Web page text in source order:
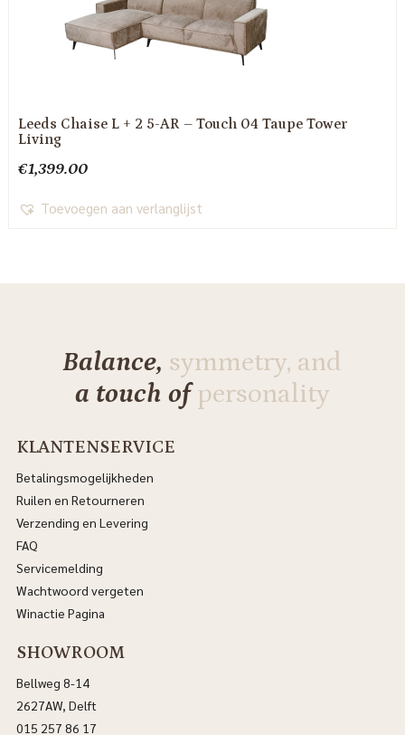
Leeds Chaise L + 2 5-AR – Touch 04 Taupe Tower
Living
€1,399.00
Toevoegen aan verlanglijst
Balance, symmetry, and
a touch ofpersonality
KLANTENSERVICE
Betalingsmogelijkheden
Ruilen en Retourneren
Verzending en Levering
FAQ
Servicemelding
Wachtwoord vergeten
Winactie Pagina
SHOWROOM
Bellweg 8-14
2627AW, Delft
015 257 86 17